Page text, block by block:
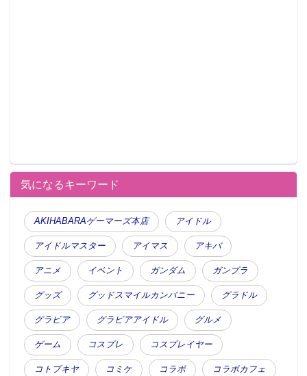
気になるキーワード
AKIHABARAゲーマーズ本店 アイドル
アイドルマスター アイマス アキバ
アニメ イベント ガンダム ガンプラ
グッズ グッドスマイルカンパニー グラドル
グラビア グラビアアイドル グルメ
ゲーム コスプレ コスプレイヤー
コトブキヤ コミケ コラボ コラボカフェ